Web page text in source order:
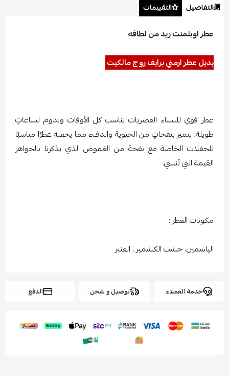
التفاصيل التقييمات
عطر اوبلمنت ريد من لطافه
بديل عطر ارمني برايف روج مالكيت
عطر قوي للنساء العصريات يناسب كل الأوقات ويدوم لساعاتٍ
طويلة، يتميز بنفحاتٍ من الحيوية والدفء مما يجعله عطرًا مناسبًا
للحفلات الخاصة مع نفحة من الغموض الذي يذكرنا بالجواهر
القيمة التي تُنسي.
مكونات العطر :
الياسمين، خشب الكشمير ، العنبر
خدمة العملاء توصيل و شحن الدفع